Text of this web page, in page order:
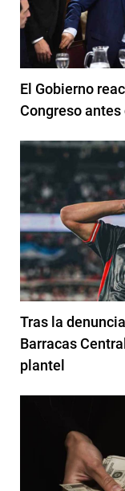
El Gobierno
Congreso
Tras la
Barracas
plantel